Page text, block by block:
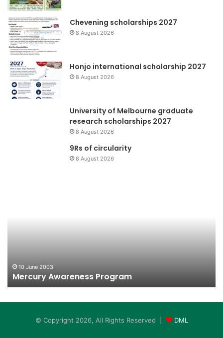
Chevening scholarships 2027
8 August 2026
Honjo international scholarship 2027
8 August 2026
University of Melbourne graduate
research scholarships 2027
8 August 2026
9Rs of circularity
8 August 2026
10 June 2003
Mercury Awareness Program
© Copyright 2026, All Rights Reserved | DML